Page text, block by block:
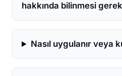
hakkında bilinmesi
Nasıl uygulanır veya